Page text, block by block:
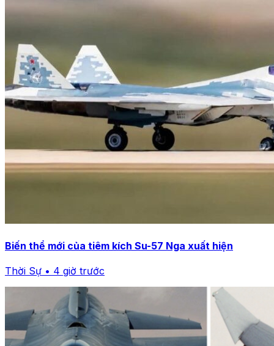
Biến thể mới của tiêm kích Su-57 Nga xuất hiện
Thời Sự • 4 giờ trước